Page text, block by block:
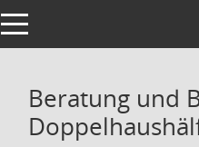
Toggle navigation
Beratung und